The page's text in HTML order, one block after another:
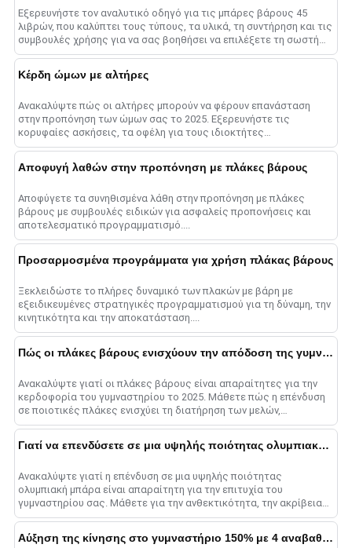
Εξερευνήστε τον αναλυτικό οδηγό για τις μπάρες βάρους 45
λιβρών, που καλύπτει τους τύπους, τα υλικά, τη συντήρηση και τις
συμβουλές χρήσης για να σας βοηθήσει να επιλέξετε τη σωστή
μπάρα για μεγιστοποίηση......
Κέρδη ώμων με αλτήρες
Ανακαλύψτε πώς οι αλτήρες μπορούν να φέρουν επανάσταση
στην προπόνηση των ώμων σας το 2025. Εξερευνήστε τις
κορυφαίες ασκήσεις, τα οφέλη για τους ιδιοκτήτες
γυμναστηρίων και συμβουλές για τη μεγιστοποίηση σας......
Αποφυγή λαθών στην προπόνηση με πλάκες βάρους
Αποφύγετε τα συνηθισμένα λάθη στην προπόνηση με πλάκες
βάρους με συμβουλές ειδικών για ασφαλείς προπονήσεις και
αποτελεσματικό προγραμματισμό....
Προσαρμοσμένα προγράμματα για χρήση πλάκας βάρους
Ξεκλειδώστε το πλήρες δυναμικό των πλακών με βάρη με
εξειδικευμένες στρατηγικές προγραμματισμού για τη δύναμη, την
κινητικότητα και την αποκατάσταση....
Πώς οι πλάκες βάρους ενισχύουν την απόδοση της γυμναστικής στο 2025
Ανακαλύψτε γιατί οι πλάκες βάρους είναι απαραίτητες για την
κερδοφορία του γυμναστηρίου το 2025. Μάθετε πώς η επένδυση
σε ποιοτικές πλάκες ενισχύει τη διατήρηση των μελών,
προσελκύει νέους πελάτες, α......
Γιατί να επενδύσετε σε μια υψηλής ποιότητας ολυμπιακή μπάρα;
Ανακαλύψτε γιατί η επένδυση σε μια υψηλής ποιότητας
ολυμπιακή μπάρα είναι απαραίτητη για την επιτυχία του
γυμναστηρίου σας. Μάθετε για την ανθεκτικότητα, την ακρίβεια
και τη στρατηγική της επιχείρησης ......
Αύξηση της κίνησης στο γυμναστήριο 150% με 4 αναβαθμίσεις πάγκου Τύπου πάγκου